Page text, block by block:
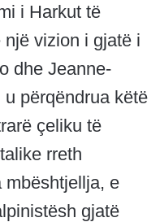
i Harkut të
vizion i gjatë i
dhe Jeanne-
përqëndrua këtë
çeliku të
rreth
mbështjellja, e
gjatë